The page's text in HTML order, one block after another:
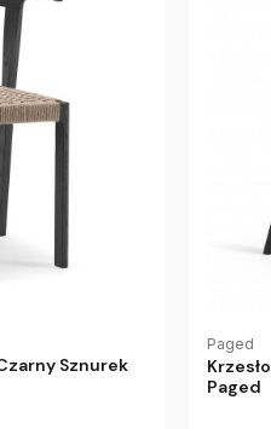
Sznurek
Paged
Paged